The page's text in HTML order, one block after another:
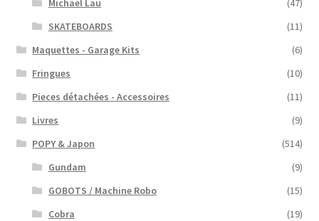
Michael Lau
(47)
SKATEBOARDS
(11)
Maquettes - Garage Kits
(6)
Fringues
(10)
Pieces détachées - Accessoires
(11)
Livres
(9)
POPY & Japon
(514)
Gundam
(9)
GOBOTS / Machine Robo
(15)
Cobra
(19)